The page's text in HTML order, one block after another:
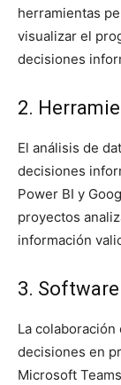
herramientas
visualizar el
decisiones
2.
El análisis de
decisiones
Power BI y
proyectos
información
3.
La
decisiones en
Microsoft